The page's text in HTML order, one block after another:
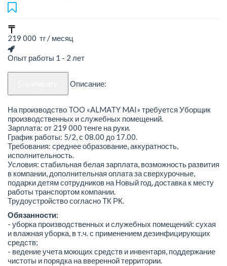
219 000 тг / месяц
Опыт работы 1 - 2 лет
Описание:
На производство TOO «ALMATY MAI» требуется Уборщик
производственных и служебных помещений.
Зарплата: от 219 000 тенге на руки.
График работы: 5/2, с 08.00 до 17.00.
Требования: среднее образование, аккуратность,
исполнительность.
Условия: стабильная белая зарплата, возможность развития
в компании, дополнительная оплата за сверхурочные,
подарки детям сотрудников на Новый год, доставка к месту
работы транспортом компании.
Трудоустройство согласно ТК РК.
Обязанности:
- уборка производственных и служебных помещений: сухая
и влажная уборка, в т.ч. с применением дезинфицирующих
средств;
- ведение учета моющих средств и инвентаря, поддержание
чистоты и порядка на вверенной территории.